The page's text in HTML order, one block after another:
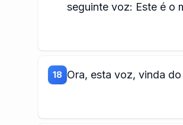
seguinte voz: Este é o
18 Ora, esta voz, vinda